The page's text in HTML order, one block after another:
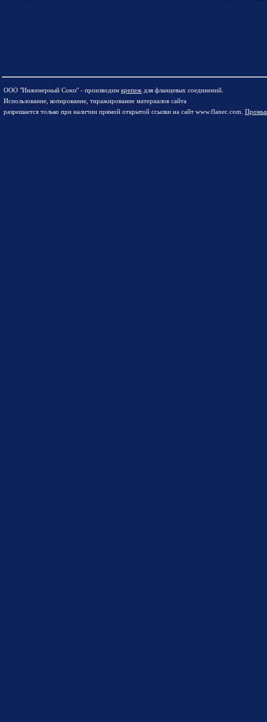
ООО "Инженерный Союз" - производим крепеж для фланцевых соединений.
Использование, копирование, тиражирование материалов сайта
разрешается только при наличии прямой открытой ссылки на сайт www.flanec.com.